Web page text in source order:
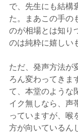
で、先生にも結構
た。まあこの手の
のが相場とは知り
のは純粋に嬉しい
ただ、発声方法が
ろん変わってきま
て、本堂のような
イク無しなら、声
っていますが、喉
方が向いているん